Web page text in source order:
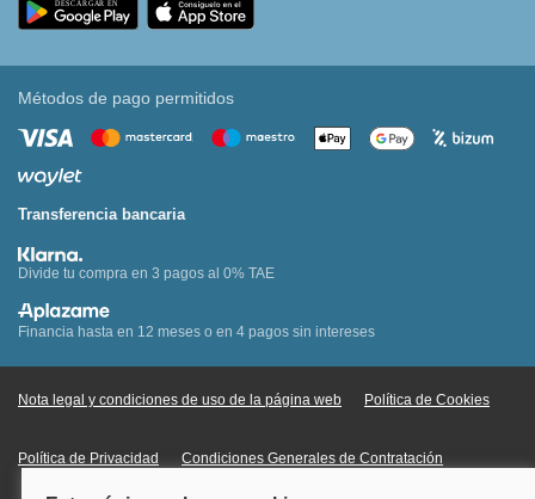
Métodos de pago permitidos
Transferencia bancaria
Divide tu compra en 3 pagos al 0% TAE
Financia hasta en 12 meses o en 4 pagos sin intereses
Nota legal y condiciones de uso de la página web Política de Cookies
Política de Privacidad Condiciones Generales de Contratación